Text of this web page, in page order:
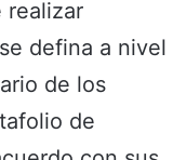
realizar
defina a nivel
de los
de